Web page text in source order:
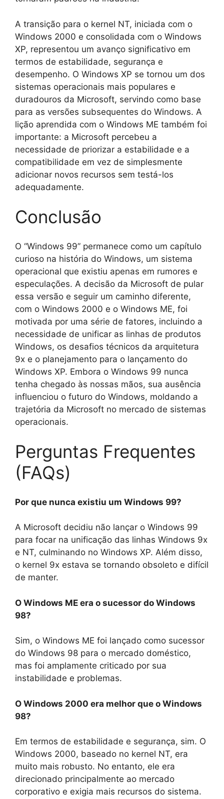
A transição para o kernel NT, iniciada com o
Windows 2000 e consolidada com o Windows
XP, representou um avanço significativo em
termos de estabilidade, segurança e
desempenho. O Windows XP se tornou um dos
sistemas operacionais mais populares e
duradouros da Microsoft, servindo como base
para as versões subsequentes do Windows. A
lição aprendida com o Windows ME também foi
importante: a Microsoft percebeu a
necessidade de priorizar a estabilidade e a
compatibilidade em vez de simplesmente
adicionar novos recursos sem testá-los
adequadamente.
Conclusão
O “Windows 99” permanece como um capítulo
curioso na história do Windows, um sistema
operacional que existiu apenas em rumores e
especulações. A decisão da Microsoft de pular
essa versão e seguir um caminho diferente,
com o Windows 2000 e o Windows ME, foi
motivada por uma série de fatores, incluindo a
necessidade de unificar as linhas de produtos
Windows, os desafios técnicos da arquitetura
9x e o planejamento para o lançamento do
Windows XP. Embora o Windows 99 nunca
tenha chegado às nossas mãos, sua ausência
influenciou o futuro do Windows, moldando a
trajetória da Microsoft no mercado de sistemas
operacionais.
Perguntas Frequentes
(FAQs)
Por que nunca existiu um Windows 99?
A Microsoft decidiu não lançar o Windows 99
para focar na unificação das linhas Windows 9x
e NT, culminando no Windows XP. Além disso,
o kernel 9x estava se tornando obsoleto e difícil
de manter.
O Windows ME era o sucessor do Windows
98?
Sim, o Windows ME foi lançado como sucessor
do Windows 98 para o mercado doméstico,
mas foi amplamente criticado por sua
instabilidade e problemas.
O Windows 2000 era melhor que o Windows
98?
Em termos de estabilidade e segurança, sim. O
Windows 2000, baseado no kernel NT, era
muito mais robusto. No entanto, ele era
direcionado principalmente ao mercado
corporativo e exigia mais recursos do sistema.